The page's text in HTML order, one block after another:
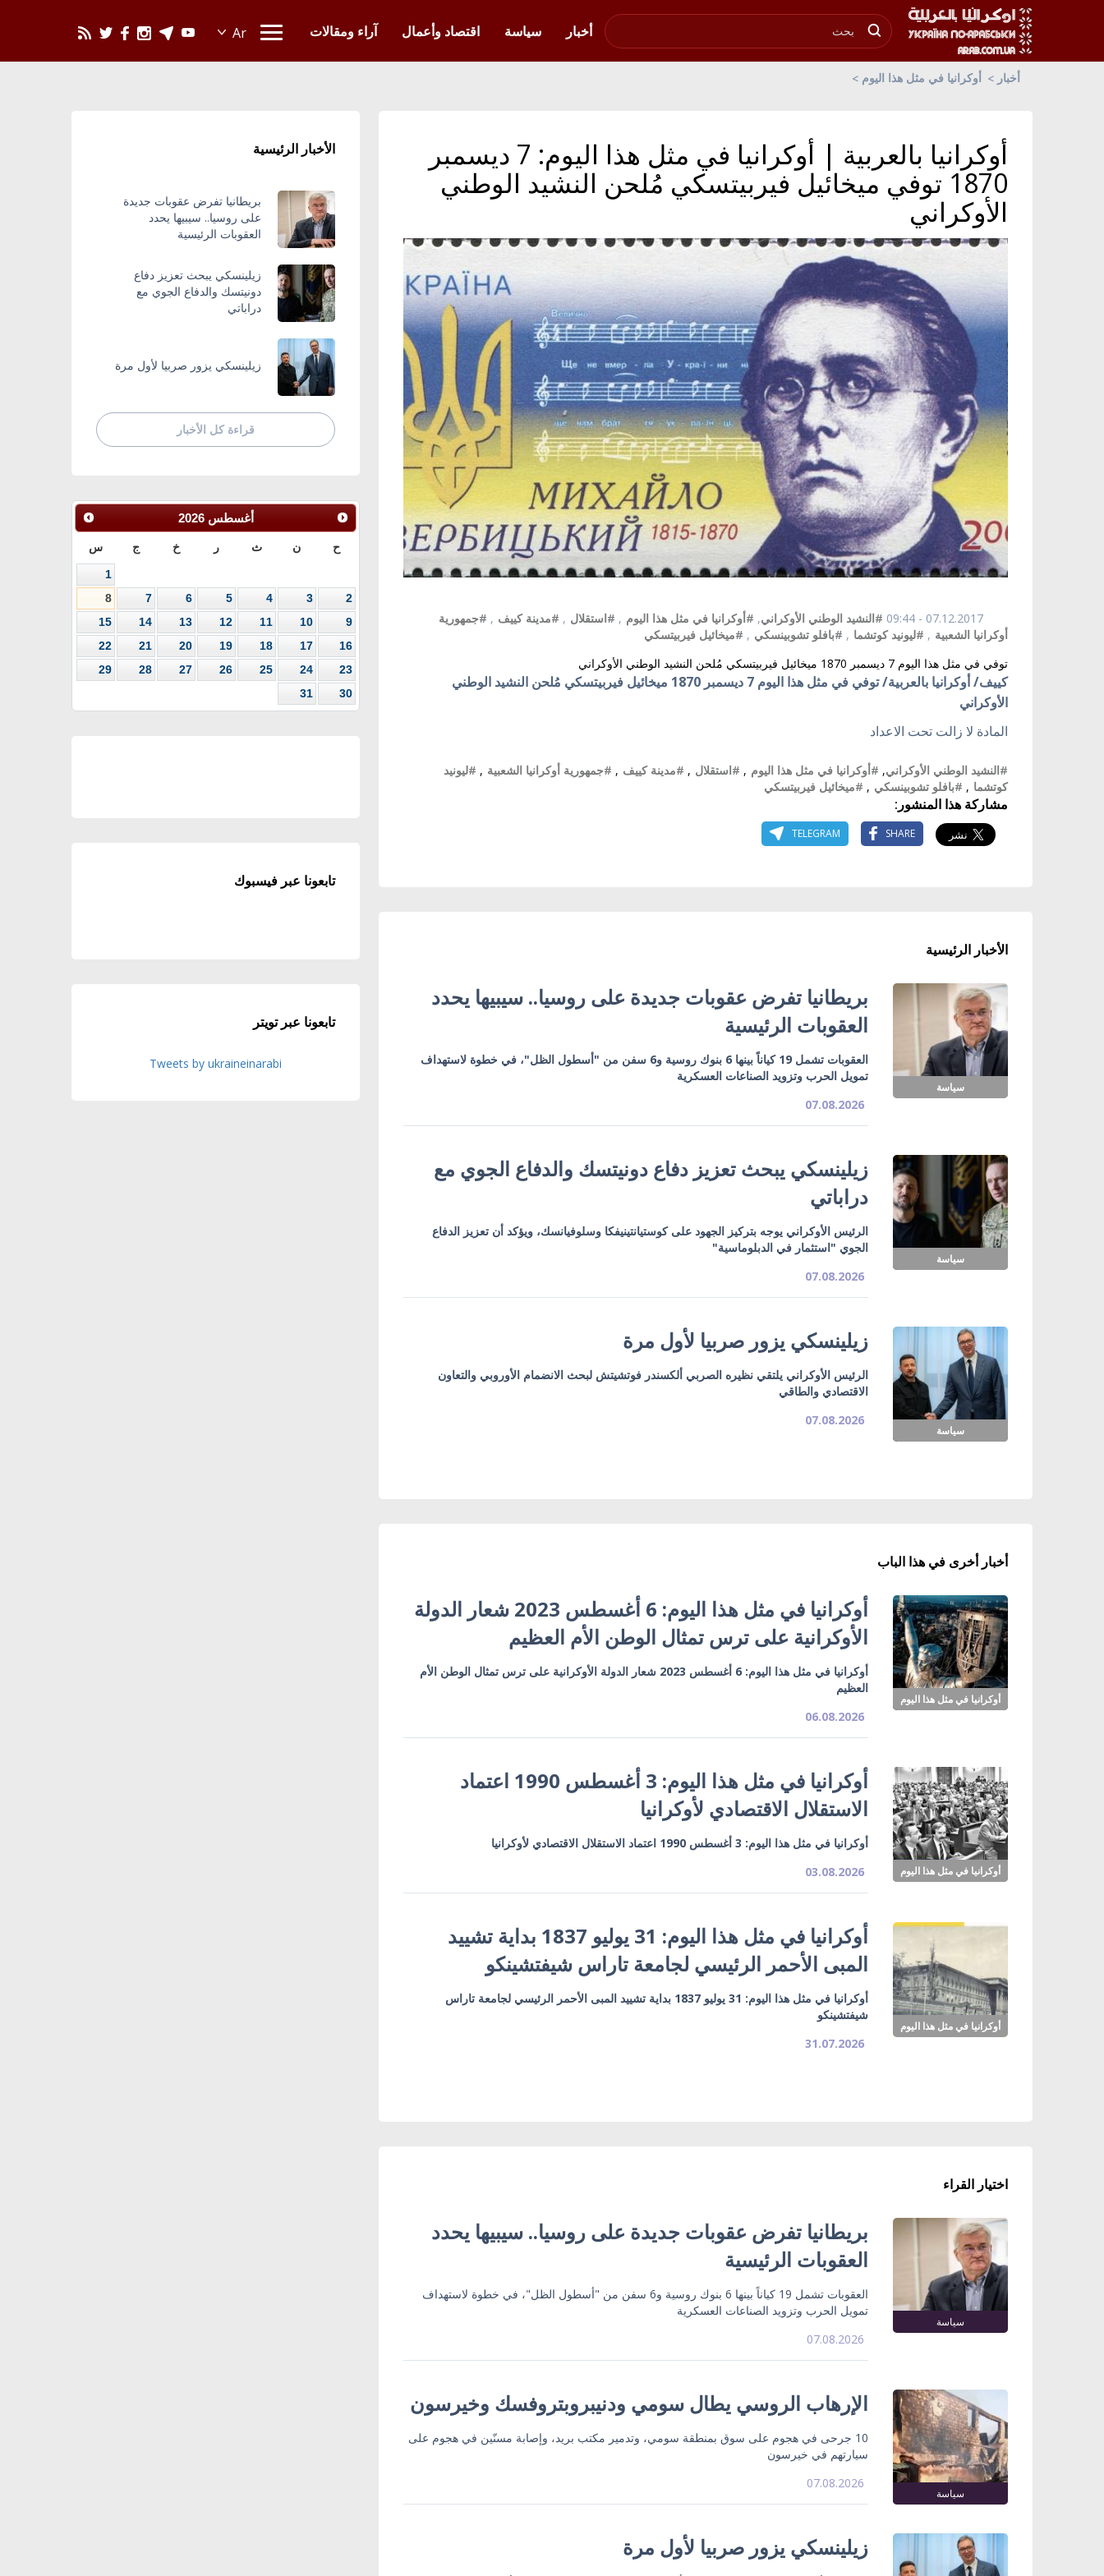
أخبار
سياسة اقتصاد وأعمال آراء ومقالات
أخبار أوكرانيا في مثل هذا اليوم
أوكرانيا بالعربية | أوكرانيا في مثل هذا اليوم: 7 ديسمبر
1870 توفي ميخائيل فيربيتسكي مُلحن النشيد الوطني
الأوكراني
07.12.2017 - 09:44 #النشيد الوطني الأوكراني, #أوكرانيا في مثل هذا اليوم , #استقلال , #مدينة كييف , #جمهورية
أوكرانيا الشعبية , #ليونيد كوتشما , #بافلو تشوبينسكي , #ميخائيل فيربيتسكي
توفي في مثل هذا اليوم 7 ديسمبر 1870 ميخائيل فيربيتسكي مُلحن النشيد الوطني الأوكراني
كييف/ أوكرانيا بالعربية/ توفي في مثل هذا اليوم 7 ديسمبر 1870 ميخائيل فيربيتسكي مُلحن النشيد الوطني
الأوكراني
المادة لا زالت تحت الاعداد
#النشيد الوطني الأوكراني, #أوكرانيا في مثل هذا اليوم , #استقلال , #مدينة كييف , #جمهورية أوكرانيا الشعبية , #ليونيد
كوتشما , #بافلو تشوبينسكي , #ميخائيل فيربيتسكي
مشاركة هذا المنشور:
SHARE
TELEGRAM
الأخبار الرئيسية
سياسة
بريطانيا تفرض عقوبات جديدة على روسيا.. سيبيها يحدد
العقوبات الرئيسية
العقوبات تشمل 19 كياناً بينها 6 بنوك روسية و6 سفن من "أسطول الظل"، في خطوة لاستهداف
تمويل الحرب وتزويد الصناعات العسكرية
07.08.2026
سياسة
زيلينسكي يبحث تعزيز دفاع دونيتسك والدفاع الجوي مع
دراباتي
الرئيس الأوكراني يوجه بتركيز الجهود على كوستيانتينيفكا وسلوفيانسك، ويؤكد أن تعزيز الدفاع
الجوي "استثمار في الدبلوماسية"
07.08.2026
سياسة
زيلينسكي يزور صربيا لأول مرة
الرئيس الأوكراني يلتقي نظيره الصربي ألكسندر فوتشيتش لبحث الانضمام الأوروبي والتعاون
الاقتصادي والطاقي
07.08.2026
أخبار أخرى في هذا الباب
أوكرانيا في مثل هذا اليوم
أوكرانيا في مثل هذا اليوم: 6 أغسطس 2023 شعار الدولة
الأوكرانية على ترس تمثال الوطن الأم العظيم
أوكرانيا في مثل هذا اليوم: 6 أغسطس 2023 شعار الدولة الأوكرانية على ترس تمثال الوطن الأم
العظيم
06.08.2026
أوكرانيا في مثل هذا اليوم
أوكرانيا في مثل هذا اليوم: 3 أغسطس 1990 اعتماد
الاستقلال الاقتصادي لأوكرانيا
أوكرانيا في مثل هذا اليوم: 3 أغسطس 1990 اعتماد الاستقلال الاقتصادي لأوكرانيا
03.08.2026
أوكرانيا في مثل هذا اليوم
أوكرانيا في مثل هذا اليوم: 31 يوليو 1837 بداية تشييد
المبى الأحمر الرئيسي لجامعة تاراس شيفتشينكو
أوكرانيا في مثل هذا اليوم: 31 يوليو 1837 بداية تشييد المبى الأحمر الرئيسي لجامعة تاراس
شيفتشينكو
31.07.2026
اختيار القراء
سياسة
بريطانيا تفرض عقوبات جديدة على روسيا.. سيبيها يحدد
العقوبات الرئيسية
العقوبات تشمل 19 كياناً بينها 6 بنوك روسية و6 سفن من "أسطول الظل"، في خطوة لاستهداف
تمويل الحرب وتزويد الصناعات العسكرية
07.08.2026
سياسة
الإرهاب الروسي يطال سومي ودنيبروبتروفسك وخيرسون
10 جرحى في هجوم على سوق بمنطقة سومي، وتدمير مكتب بريد، وإصابة مسنّين في هجوم على
سيارتهم في خيرسون
07.08.2026
زيلينسكي يزور صربيا لأول مرة
الأخبار الرئيسية
بريطانيا تفرض عقوبات جديدة
على روسيا.. سيبيها يحدد
العقوبات الرئيسية
زيلينسكي يبحث تعزيز دفاع
دونيتسك والدفاع الجوي مع
دراباتي
زيلينسكي يزور صربيا لأول مرة
قراءة كل الأخبار
أغسطس 2026
ح ن ث ر خ ج س
1
2
3
4
5
6
7
8
9
10
11
12
13
14
15
16
17
18
19
20
21
22
23
24
25
26
27
28
29
30
31
تابعونا عبر فيسبوك
تابعونا عبر تويتر
Tweets by ukraineinarabi